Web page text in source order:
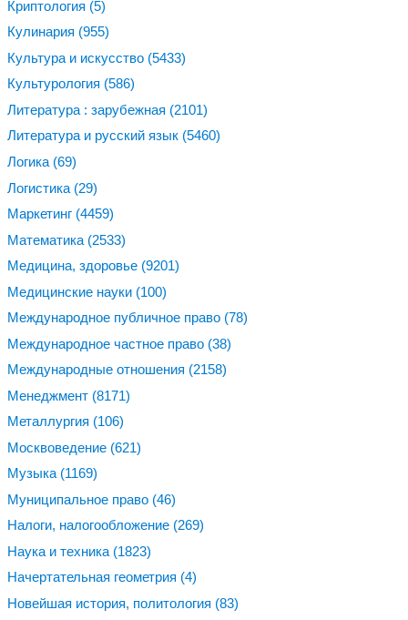
Криптология (5)
Кулинария (955)
Культура и искусство (5433)
Культурология (586)
Литература : зарубежная (2101)
Литература и русский язык (5460)
Логика (69)
Логистика (29)
Маркетинг (4459)
Математика (2533)
Медицина, здоровье (9201)
Медицинские науки (100)
Международное публичное право (78)
Международное частное право (38)
Международные отношения (2158)
Менеджмент (8171)
Металлургия (106)
Москвоведение (621)
Музыка (1169)
Муниципальное право (46)
Налоги, налогообложение (269)
Наука и техника (1823)
Начертательная геометрия (4)
Новейшая история, политология (83)